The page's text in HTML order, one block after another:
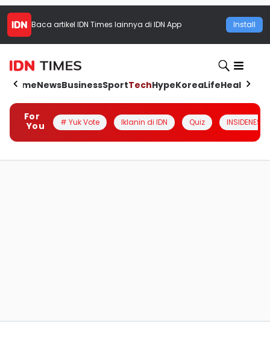
Baca artikel IDN Times lainnya di IDN App Install
HomeNewsBusinessSportTechHypeKoreaLifeHealth
For
You
# Yuk Vote Iklanin di IDN Quiz INSIDENESIA